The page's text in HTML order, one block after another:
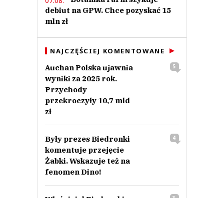
debiut na GPW. Chce pozyskać 15
mln zł
NAJCZĘŚCIEJ KOMENTOWANE
Auchan Polska ujawnia
wyniki za 2025 rok.
Przychody
przekroczyły 10,7 mld
zł
5
Były prezes Biedronki
komentuje przejęcie
Żabki. Wskazuje też na
fenomen Dino!
4